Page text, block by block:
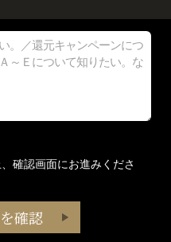
確認画面にお進みくださ